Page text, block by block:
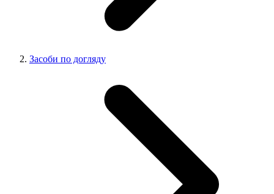
Засоби по догляду